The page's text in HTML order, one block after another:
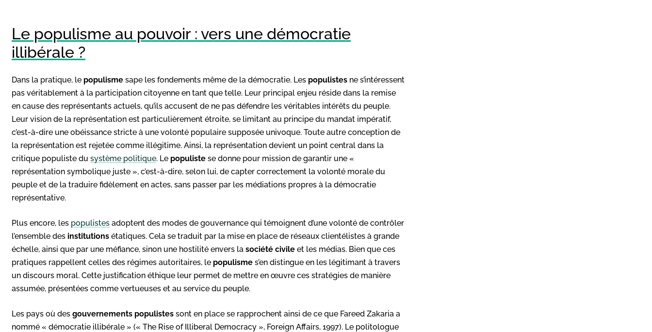
Le populisme au pouvoir : vers une démocratie
illibérale ?
Dans la pratique, le populisme sape les fondements même de la démocratie. Les populistes ne s’intéressent
pas véritablement à la participation citoyenne en tant que telle. Leur principal enjeu réside dans la remise
en cause des représentants actuels, qu’ils accusent de ne pas défendre les véritables intérêts du peuple.
Leur vision de la représentation est particulièrement étroite, se limitant au principe du mandat impératif,
c’est-à-dire une obéissance stricte à une volonté populaire supposée univoque. Toute autre conception de
la représentation est rejetée comme illégitime. Ainsi, la représentation devient un point central dans la
critique populiste du système politique. Le populiste se donne pour mission de garantir une «
représentation symbolique juste », c’est-à-dire, selon lui, de capter correctement la volonté morale du
peuple et de la traduire fidèlement en actes, sans passer par les médiations propres à la démocratie
représentative.
Plus encore, les populistes adoptent des modes de gouvernance qui témoignent d’une volonté de contrôler
l’ensemble des institutions étatiques. Cela se traduit par la mise en place de réseaux clientélistes à grande
échelle, ainsi que par une méfiance, sinon une hostilité envers la société civile et les médias. Bien que ces
pratiques rappellent celles des régimes autoritaires, le populisme s’en distingue en les légitimant à travers
un discours moral. Cette justification éthique leur permet de mettre en œuvre ces stratégies de manière
assumée, présentées comme vertueuses et au service du peuple.
Les pays où des gouvernements populistes sont en place se rapprochent ainsi de ce que Fareed Zakaria a
nommé « démocratie illibérale » (« The Rise of Illiberal Democracy », Foreign Affairs, 1997). Le politologue